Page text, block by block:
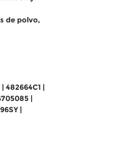
de polvo,
482664C1 |
|
|